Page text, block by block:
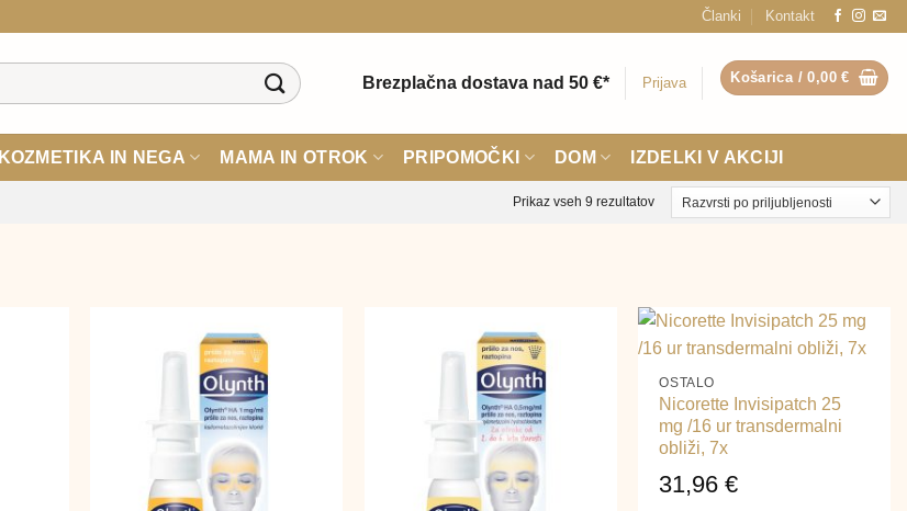
Članki Kontakt
Brezplačna dostava nad 50 €* Prijava Košarica /0,00€
KOZMETIKA IN NEGA MAMA IN OTROK PRIPOMOČKI DOM IZDELKI V AKCIJI
Prikaz vseh 9 rezultatovRazvrščeno
OSTALO
Nicorette Invisipatch 25
mg /16 ur transdermalni
obliži, 7x
31,96€